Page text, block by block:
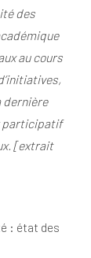
des
au cours
dernière
participatif
[extrait
: état des